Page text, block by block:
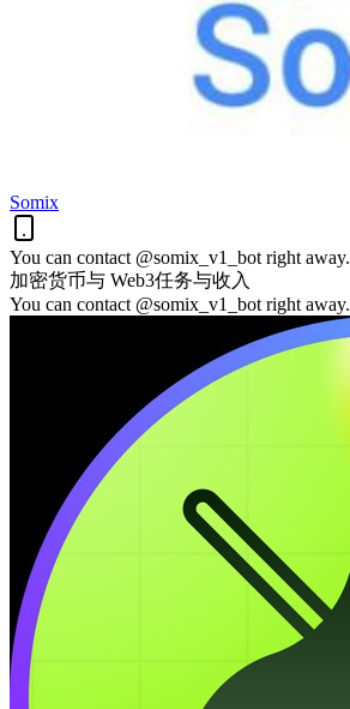
Somix
You can contact @somix_v1_bot right away.
加密货币与 Web3任务与收入
You can contact @somix_v1_bot right away.